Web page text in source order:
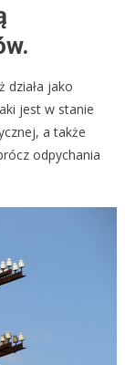
działa jako
jest w stanie
a także
odpychania